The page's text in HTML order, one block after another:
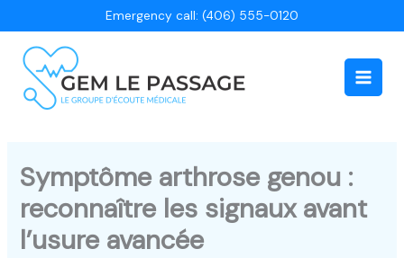
au
contenu
Emergency call: (406) 555-0120
Main
Symptôme arthrose genou :
reconnaître les signaux avant
l’usure avancée